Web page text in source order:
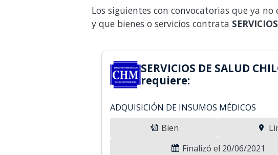
Los siguientes con convocatorias que ya
y que bienes o servicios contrata
SERVICIOS DE SALUD
requiere:
ADQUISICIÓN DE INSUMOS MÉDICOS
Bien
Finalizó el 20/06/2021